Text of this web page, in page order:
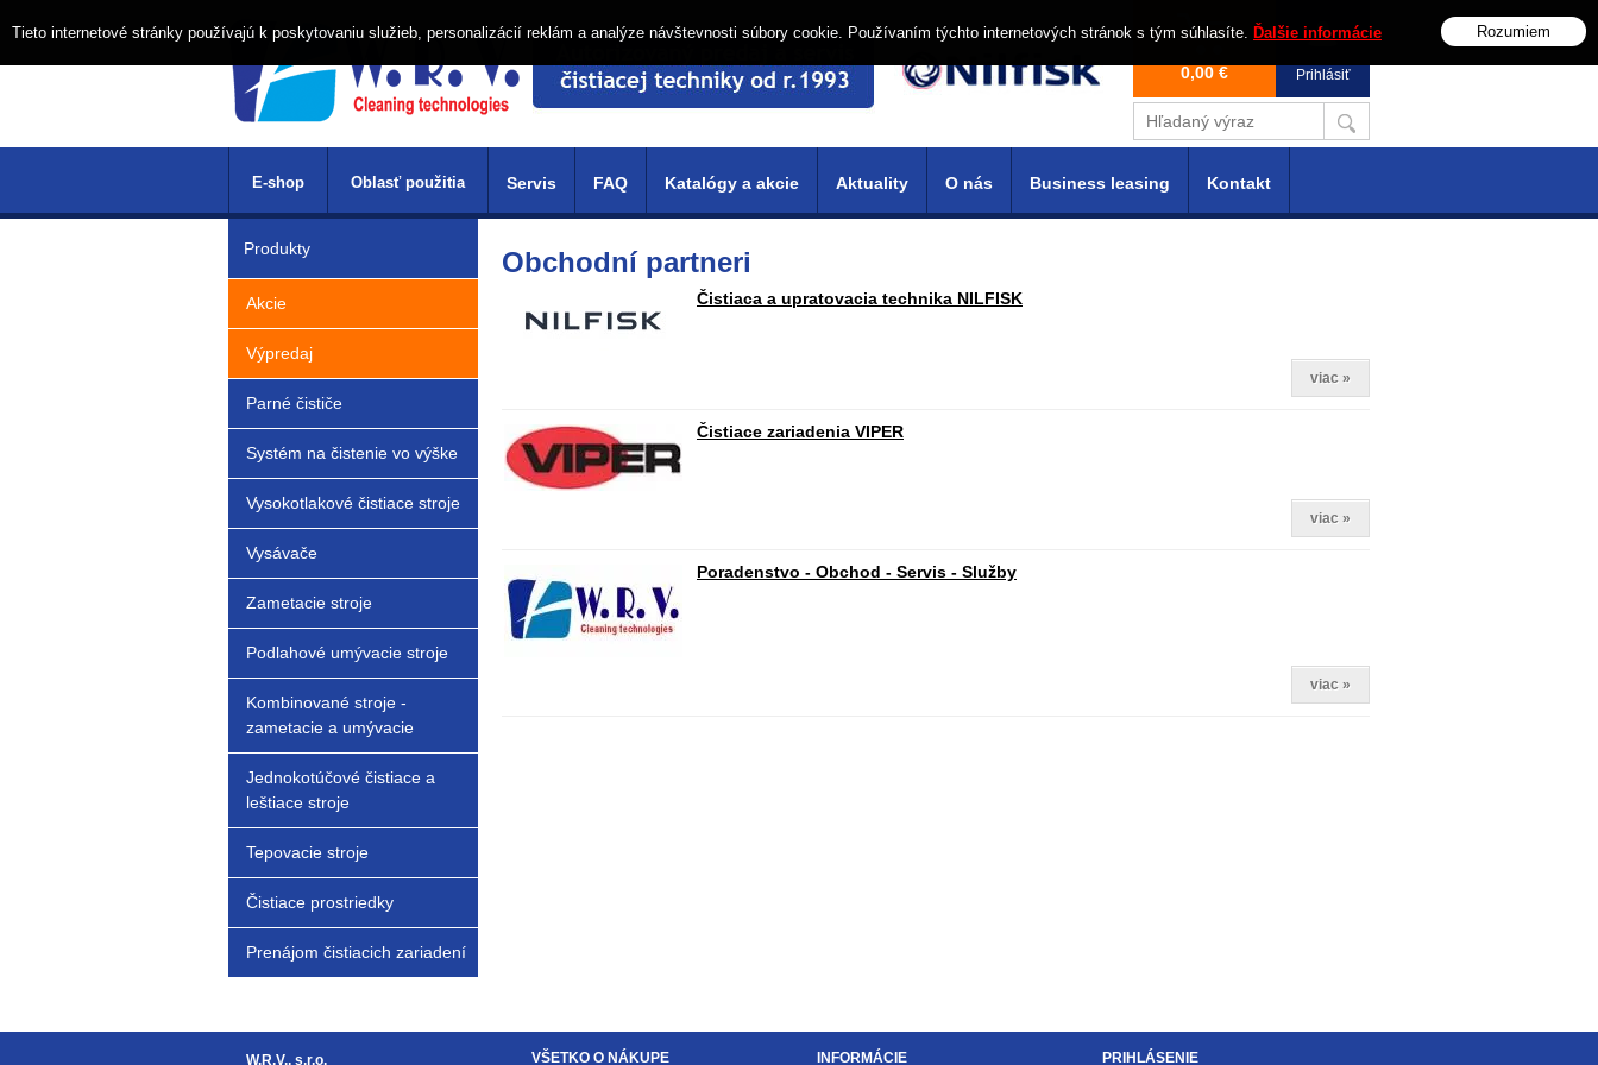
Prihlásiť
0,00 €
Obchodní partneri
Čistiaca a upratovacia technika NILFISK
viac »
Čistiace zariadenia VIPER
viac »
Poradenstvo - Obchod - Servis - Služby
viac »
Produkty
Akcie
Výpredaj
Parné čističe
Systém na čistenie vo výške
Vysokotlakové čistiace stroje
Vysávače
Zametacie stroje
Podlahové umývacie stroje
Kombinované stroje -
zametacie a umývacie
Jednokotúčové čistiace a
leštiace stroje
Tepovacie stroje
Čistiace prostriedky
Prenájom čistiacich zariadení
E-shop Oblasť použitia Servis FAQ Katalógy a akcie Aktuality O nás Business leasing Kontakt
W.R.V., s.r.o. VŠETKO O NÁKUPE INFORMÁCIE PRIHLÁSENIE
Tieto internetové stránky používajú k poskytovaniu služieb, personalizácií reklám a analýze návštevnosti súbory cookie. Používaním týchto internetových stránok s tým súhlasíte. Ďalšie informácie Rozumiem